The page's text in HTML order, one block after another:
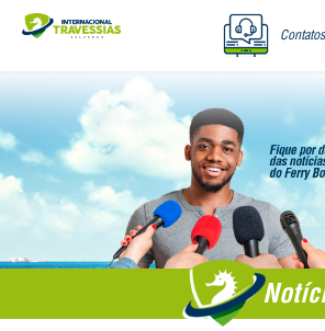
Contatos